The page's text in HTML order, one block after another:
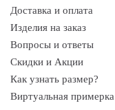
Доставка и оплата
Изделия на заказ
Вопросы и ответы
Скидки и Акции
Как узнать размер?
Виртуальная примерка